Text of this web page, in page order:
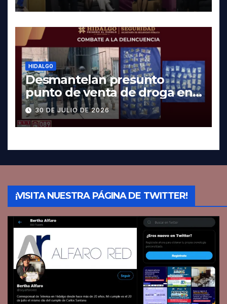
HIDALGO
Desmantelan presunto
punto de venta de droga en
Pachuca; hay dos detenidos
30 DE JULIO DE 2026
¡VISITA NUESTRA PÁGINA DE TWITTER!